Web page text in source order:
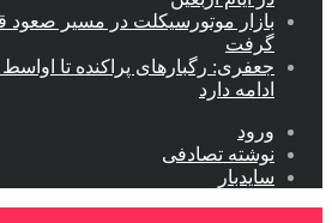
بازار موتورسیکلت در مسیر صعود
گرفت
جعفری: رگبارهای پراکنده تا اواسط
ادامه دارد
ورود
نوشته تصادفی
سایدبار